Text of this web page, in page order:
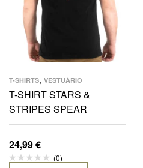
T-SHIRTS, VESTUÁRIO
T-SHIRT STARS &
STRIPES SPEAR
24,99€
(0)